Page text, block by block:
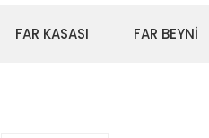
FAR KASASI FAR BEYNİ